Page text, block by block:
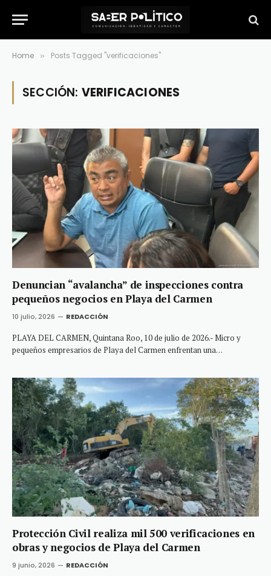
Home » Posts Tagged "verificaciones"
SECCIÓN: VERIFICACIONES
Denuncian “avalancha” de inspecciones contra
pequeños negocios en Playa del Carmen
10 julio, 2026 REDACCIÓN
PLAYA DEL CARMEN, Quintana Roo, 10 de julio de 2026.- Micro y
pequeños empresarios de Playa del Carmen enfrentan una…
Protección Civil realiza mil 500 verificaciones en
obras y negocios de Playa del Carmen
9 junio, 2026 REDACCIÓN